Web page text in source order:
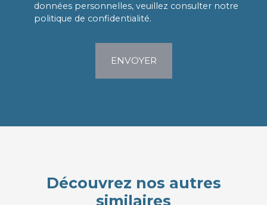
données personnelles, veuillez consulter notre
politique de confidentialité.
ENVOYER
Découvrez nos autres
similaires